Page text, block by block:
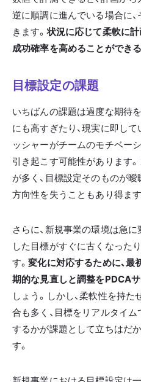
逆に順調に進んでいる場合に
きます。状況に応じて柔軟に
成功確率を高めることができ
目標設定の課題
いちばんの課題は過度な期待
にも高すぎたり、現実に即し
ッシャーがチームのモチベー
引き起こす可能性があります
が多く、目標設定そのものが
方向性を失うこともあり得ます
さらに、新規事業の環境は急
した目標がすぐに古くなった
す。変化に対応するために、最
期的な見直しと調整をPDCA
しょう。しかし、柔軟性を持
合も多く、目標をリアルタイ
するかが課題として立ちはだ
す。